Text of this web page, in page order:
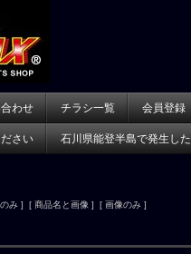
わせ チラシ一覧 会員登録
さい 石川県能登半島で発生し
み ] [ 商品名と画像 ] [ 画像のみ ]